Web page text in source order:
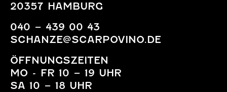
20357 HAMBURG
040 – 439 00 43
SCHANZE@SCARPOVINO.DE
ÖFFNUNGSZEITEN
MO - FR 10 – 19 UHR
SA 10 – 18 UHR